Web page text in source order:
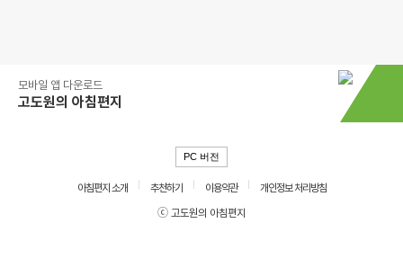
모바일 앱 다운로드
고도원의 아침편지
PC 버전
아침편지 소개 추천하기 이용약관
개인정보 처리방침
ⓒ 고도원의 아침편지